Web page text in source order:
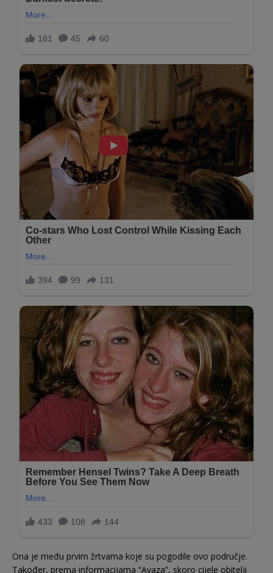
Ona je među prvim žrtvama koje su pogodile ovo područje.
Također, prema informacijama “Avaza”, skoro cijele obitelji